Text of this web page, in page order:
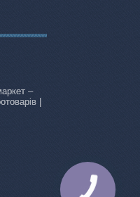
–
|
КНОПКА
ЗВ'ЯЗКУ